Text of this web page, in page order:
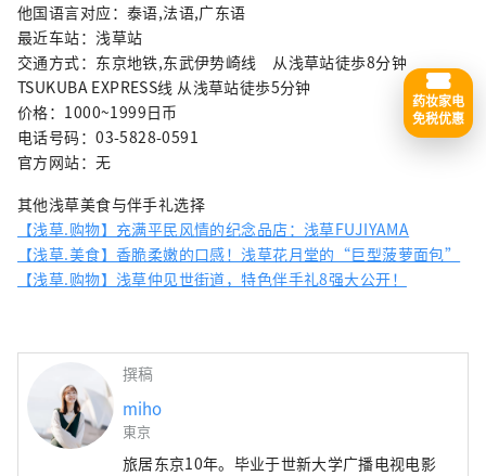
他国语言对应：泰语,法语,广东语
最近车站：浅草站
交通方式：东京地铁,东武伊势崎线 从浅草站徒歩8分钟
TSUKUBA EXPRESS线 从浅草站徒歩5分钟
价格：1000~1999日币
电话号码：03-5828-0591
官方网站：无
其他浅草美食与伴手礼选择
【浅草.购物】充满平民风情的纪念品店：浅草FUJIYAMA
【浅草.美食】香脆柔嫩的口感！浅草花月堂的“巨型菠萝面包”
【浅草.购物】浅草仲见世街道，特色伴手礼8强大公开！
撰稿
miho
東京
旅居东京10年。毕业于世新大学广播电视电影
药妆家电
免税优惠